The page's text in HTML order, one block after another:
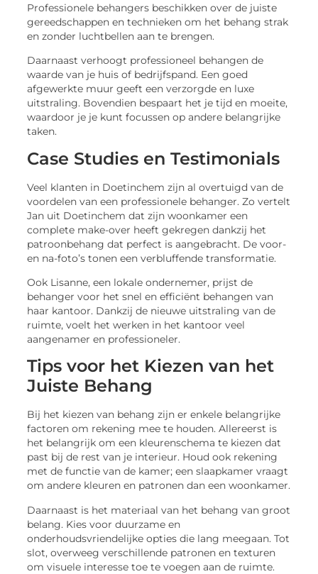
Professionele behangers beschikken over de juiste
gereedschappen en technieken om het behang strak
en zonder luchtbellen aan te brengen.
Daarnaast verhoogt professioneel behangen de
waarde van je huis of bedrijfspand. Een goed
afgewerkte muur geeft een verzorgde en luxe
uitstraling. Bovendien bespaart het je tijd en moeite,
waardoor je je kunt focussen op andere belangrijke
taken.
Case Studies en Testimonials
Veel klanten in Doetinchem zijn al overtuigd van de
voordelen van een professionele behanger. Zo vertelt
Jan uit Doetinchem dat zijn woonkamer een
complete make-over heeft gekregen dankzij het
patroonbehang dat perfect is aangebracht. De voor-
en na-foto’s tonen een verbluffende transformatie.
Ook Lisanne, een lokale ondernemer, prijst de
behanger voor het snel en efficiënt behangen van
haar kantoor. Dankzij de nieuwe uitstraling van de
ruimte, voelt het werken in het kantoor veel
aangenamer en professioneler.
Tips voor het Kiezen van het
Juiste Behang
Bij het kiezen van behang zijn er enkele belangrijke
factoren om rekening mee te houden. Allereerst is
het belangrijk om een kleurenschema te kiezen dat
past bij de rest van je interieur. Houd ook rekening
met de functie van de kamer; een slaapkamer vraagt
om andere kleuren en patronen dan een woonkamer.
Daarnaast is het materiaal van het behang van groot
belang. Kies voor duurzame en
onderhoudsvriendelijke opties die lang meegaan. Tot
slot, overweeg verschillende patronen en texturen
om visuele interesse toe te voegen aan de ruimte.